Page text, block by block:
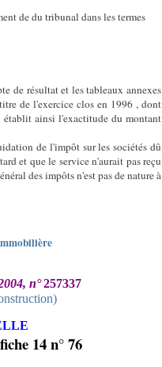
de du tribunal dans les termes
de résultat et les tableaux annexes
de l'exercice clos en 1996 , dont
établit ainsi l'exactitude du montant
de l'impôt sur les sociétés dû
et que le service n'aurait pas reçu
des impôts n'est pas de nature à
n°257337
fiche 14 n° 76